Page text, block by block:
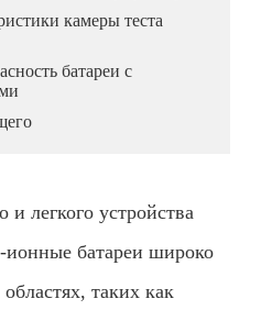
камеры теста
батареи с
и легкого устройства
ионные батареи широко
таких как